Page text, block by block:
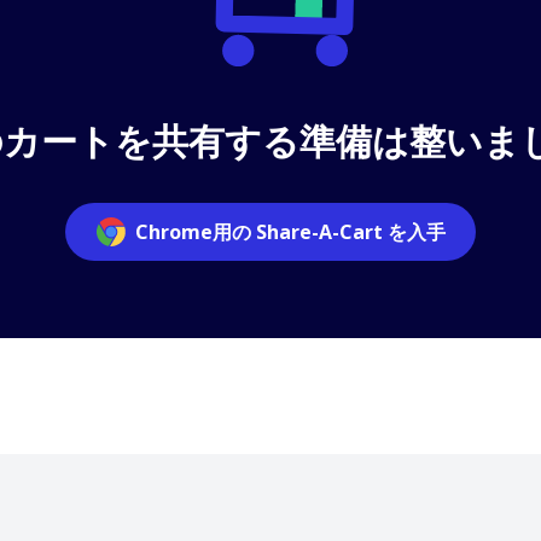
ートを共有する準備は整いま
Chrome用の Share-A-Cart を入手